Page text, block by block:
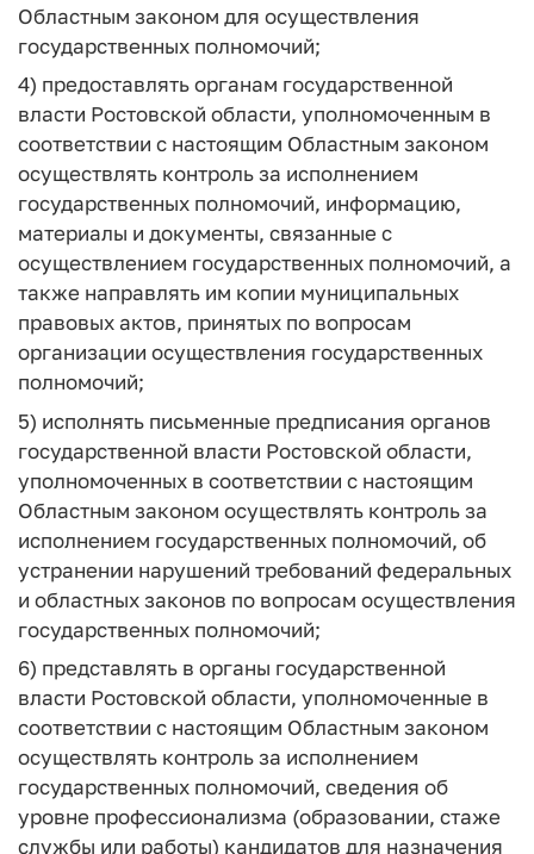
Областным законом для осуществления
государственных полномочий;
4) предоставлять органам государственной
власти Ростовской области, уполномоченным в
соответствии с настоящим Областным законом
осуществлять контроль за исполнением
государственных полномочий, информацию,
материалы и документы, связанные с
осуществлением государственных полномочий, а
также направлять им копии муниципальных
правовых актов, принятых по вопросам
организации осуществления государственных
полномочий;
5) исполнять письменные предписания органов
государственной власти Ростовской области,
уполномоченных в соответствии с настоящим
Областным законом осуществлять контроль за
исполнением государственных полномочий, об
устранении нарушений требований федеральных
и областных законов по вопросам осуществления
государственных полномочий;
6) представлять в органы государственной
власти Ростовской области, уполномоченные в
соответствии с настоящим Областным законом
осуществлять контроль за исполнением
государственных полномочий, сведения об
уровне профессионализма (образовании, стаже
службы или работы) кандидатов для назначения